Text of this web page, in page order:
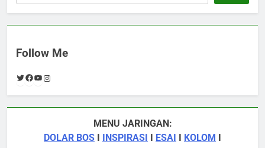
Follow Me
Twitter
Facebook
YouTube
MENU JARINGAN:
DOLAR BOS I INSPIRASI I ESAI I KOLOM I